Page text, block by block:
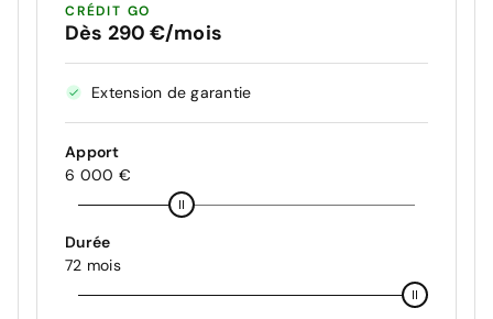
CRÉDIT GO
Dès 290 €/mois
Extension de garantie
Apport
6 000 €
Durée
72 mois